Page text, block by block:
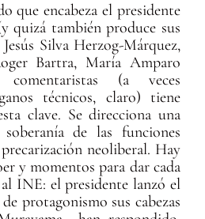
que encabeza el presidente
quizá también produce sus
Silva Herzog-Márquez,
Bartra, María Amparo
(a veces
técnicos, claro) tiene
clave. Se direcciona una
de las funciones
neoliberal. Hay
y momentos para dar cada
INE: el presidente lanzó el
protagonismo sus cabezas